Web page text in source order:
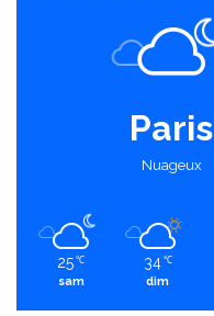
Paris
Nuageux
25 ℃
sam
34 ℃
dim